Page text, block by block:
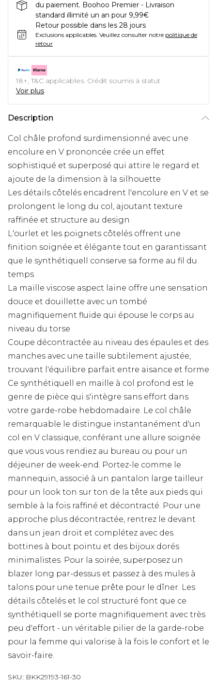
du paiement. Boohoo Premier - Livraison
standard illimité un an pour 9,99€
Retour possible dans les 28 jours
Exclusions applicables. Veuillez consulter notre politique de
retour
18+, T&C applicables. Crédit soumis à statut
Voir plus
Description
Col châle profond surdimensionné avec une
encolure en V prononcée crée un effet
sophistiqué et superposé qui attire le regard et
ajoute de la dimension à la silhouette
Les détails côtelés encadrent l'encolure en V et se
prolongent le long du col, ajoutant texture
raffinée et structure au design
L'ourlet et les poignets côtelés offrent une
finition soignée et élégante tout en garantissant
que le synthétiquell conserve sa forme au fil du
temps
La maille viscose aspect laine offre une sensation
douce et douillette avec un tombé
magnifiquement fluide qui épouse le corps au
niveau du torse
Coupe décontractée au niveau des épaules et des
manches avec une taille subtilement ajustée,
trouvant l'équilibre parfait entre aisance et forme
Ce synthétiquell en maille à col profond est le
genre de pièce qui s'intègre sans effort dans
votre garde-robe hebdomadaire. Le col châle
remarquable le distingue instantanément d'un
col en V classique, conférant une allure soignée
que vous vous rendiez au bureau ou pour un
déjeuner de week-end. Portez-le comme le
mannequin, associé à un pantalon large tailleur
pour un look ton sur ton de la tête aux pieds qui
semble à la fois raffiné et décontracté. Pour une
approche plus décontractée, rentrez le devant
dans un jean droit et complétez avec des
bottines à bout pointu et des bijoux dorés
minimalistes. Pour la soirée, superposez un
blazer long par-dessus et passez à des mules à
talons pour une tenue prête pour le dîner. Les
détails côtelés et le col structuré font que ce
synthétiquell se porte magnifiquement avec très
peu d'effort - un véritable pilier de la garde-robe
pour la femme qui valorise à la fois le confort et le
savoir-faire.
SKU: BKK29193-161-30